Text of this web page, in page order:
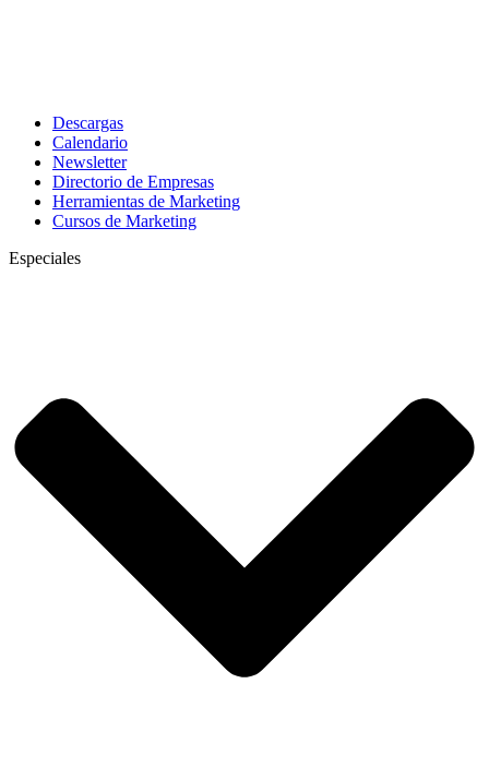
Descargas
Calendario
Newsletter
Directorio de Empresas
Herramientas de Marketing
Cursos de Marketing
Especiales